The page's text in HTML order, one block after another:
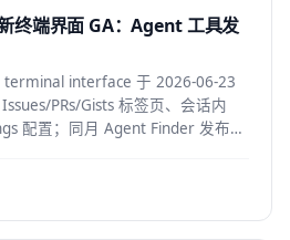
终端界面 GA：Agent 工具发
terminal interface 于 2026-06-23
PRs/Gists 标签页、会话内
配置；同月 Agent Finder 发布，